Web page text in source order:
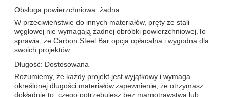
Obsługa powierzchniowa: żadna
W przeciwieństwie do innych materiałów, pręty ze stali
węglowej nie wymagają żadnej obróbki powierzchniowej.To
sprawia, że Carbon Steel Bar opcja opłacalna i wygodna dla
swoich projektów.
Długość: Dostosowana
Rozumiemy, że każdy projekt jest wyjątkowy i wymaga
określonej długości materiałów.zapewnienie, że otrzymasz
dokładnie to, czego potrzebujesz bez marnotrawstwa lub